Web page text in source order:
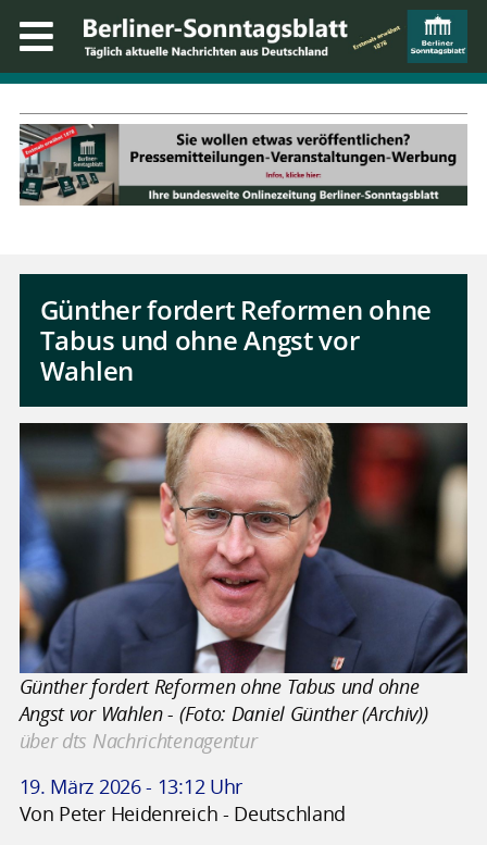
Günther fordert Reformen ohne
Tabus und ohne Angst vor
Wahlen
Günther fordert Reformen ohne Tabus und ohne
Angst vor Wahlen - (Foto: Daniel Günther (Archiv))
über dts Nachrichtenagentur
19. März 2026 - 13:12 Uhr
Von Peter Heidenreich - Deutschland